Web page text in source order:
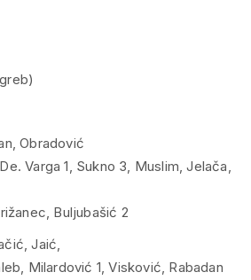
Obradović
Varga 1, Sukno 3, Muslim, Jelača,
Buljubašić 2
Jaić,
Milardović 1, Visković, Rabadan